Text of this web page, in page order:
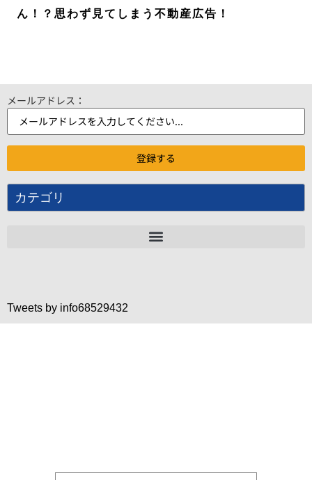
ん！？思わず見てしまう不動産広告！
メールアドレス：
カテゴリ
Tweets by info68529432